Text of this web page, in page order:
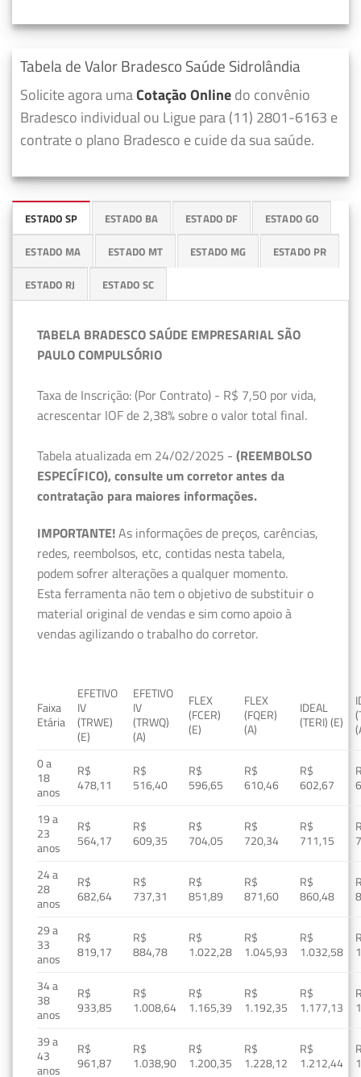
Tabela de Valor Bradesco Saúde Sidrolândia
Solicite agora umaCotação Onlinedo convênio
Bradesco individual ou Ligue para (11) 2801-6163 e
contrate o plano Bradesco e cuide da sua saúde.
ESTADO SP ESTADO BA ESTADO DF ESTADO GO
ESTADO MA ESTADO MT ESTADO MG ESTADO PR
ESTADO RJ ESTADO SC
TABELA BRADESCO SAÚDE EMPRESARIAL SÃO
PAULO COMPULSÓRIO
Taxa de Inscrição: (Por Contrato) - R$ 7,50 por vida,
acrescentar IOF de 2,38% sobre o valor total final.
Tabela atualizada em 24/02/2025 - (REEMBOLSO
ESPECÍFICO), consulte um corretor antes da
contratação para maiores informações.
IMPORTANTE!As informações de preços, carências,
redes, reembolsos, etc, contidas nesta tabela,
podem sofrer alterações a qualquer momento.
Esta ferramenta não tem o objetivo de substituir o
material original de vendas e sim como apoio à
vendas agilizando o trabalho do corretor.
Faixa
Etária
EFETIVO
IV
(TRWE)
(E)
EFETIVO
IV
(TRWQ)
(A)
FLEX
(FCER)
(E)
FLEX
(FQER)
(A)
IDEAL
(TERI) (E)
0 a
18
anos
R$
478,11
R$
516,40
R$
596,65
R$
610,46
R$
602,67
19 a
23
anos
R$
564,17
R$
609,35
R$
704,05
R$
720,34
R$
711,15
24 a
28
anos
R$
682,64
R$
737,31
R$
851,89
R$
871,60
R$
860,48
29 a
33
anos
R$
819,17
R$
884,78
R$
1.022,28
R$
1.045,93
R$
1.032,58
34 a
38
anos
R$
933,85
R$
1.008,64
R$
1.165,39
R$
1.192,35
R$
1.177,13
39 a
43
anos
R$
961,87
R$
1.038,90
R$
1.200,35
R$
1.228,12
R$
1.212,44